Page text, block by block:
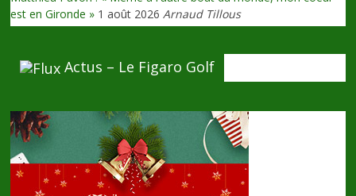
est en Gironde » 1 août 2026 Arnaud Tillous
Actus – Le Figaro Golf